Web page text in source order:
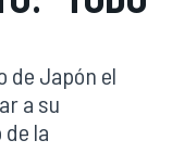
de Japón el
a su
la